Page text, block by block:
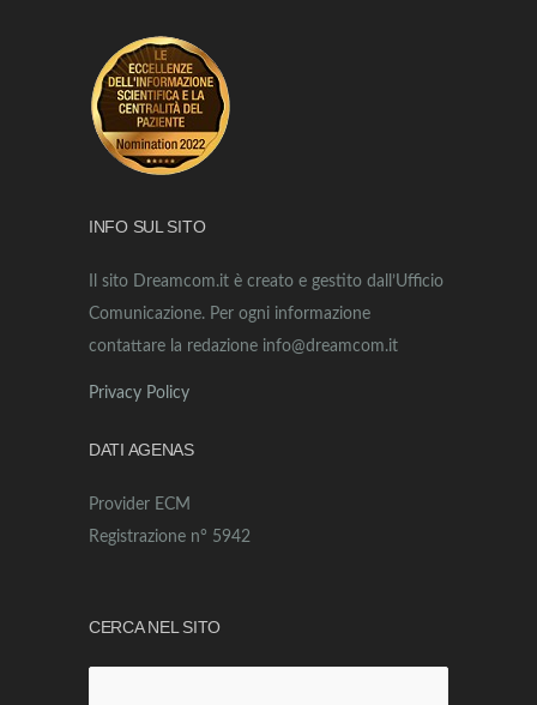
INFO SUL SITO
Il sito Dreamcom.it è creato e gestito dall’Ufficio
Comunicazione. Per ogni informazione
contattare la redazione info@dreamcom.it
Privacy Policy
DATI AGENAS
Provider ECM
Registrazione n° 5942
CERCA NEL SITO